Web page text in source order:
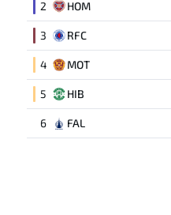
2 HOM
3 RFC
4 MOT
5 HIB
6 FAL